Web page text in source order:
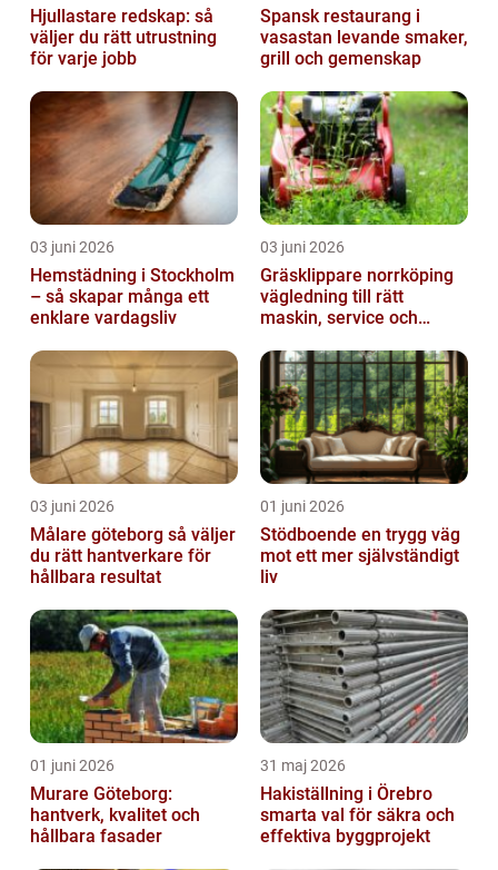
Hjullastare redskap: så
väljer du rätt utrustning
för varje jobb
Spansk restaurang i
vasastan levande smaker,
grill och gemenskap
03 juni 2026
Hemstädning i Stockholm
– så skapar många ett
enklare vardagsliv
03 juni 2026
Gräsklippare norrköping
vägledning till rätt
maskin, service och
03 juni 2026
Målare göteborg så väljer
du rätt hantverkare för
hållbara resultat
01 juni 2026
Stödboende en trygg väg
mot ett mer självständigt
liv
01 juni 2026
Murare Göteborg:
hantverk, kvalitet och
hållbara fasader
31 maj 2026
Hakiställning i Örebro
smarta val för säkra och
effektiva byggprojekt